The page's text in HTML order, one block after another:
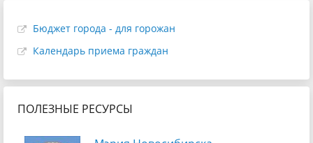
Бюджет города - для горожан
Календарь приема граждан
ПОЛЕЗНЫЕ РЕСУРСЫ